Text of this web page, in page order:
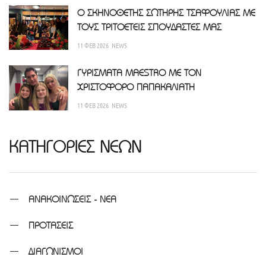
Ο ΣΚΗΝΟΘΕΤΗΣ ΣΩΤΗΡΗΣ ΤΣΑΦΟΥΛΙΑΣ ΜΕ
ΤΟΥΣ ΤΡΙΤΟΕΤΕΙΣ ΣΠΟΥΔΑΣΤΕΣ ΜΑΣ
11 ΦΕΒ 2026 NEWS
ΓΥΡΙΣΜΑΤΑ MAESTRO ΜΕ ΤΟΝ
ΧΡΙΣΤΟΦΟΡΟ ΠΑΠΑΚΑΛΙΑΤΗ
11 ΦΕΒ 2026 NEWS
ΚΑΤΗΓΟΡΙΕΣ ΝΕΩΝ
ΑΝΑΚΟΙΝΩΣΕΙΣ - ΝΕΑ
ΠΡΟΤΑΣΕΙΣ
ΔΙΑΓΩΝΙΣΜΟΙ